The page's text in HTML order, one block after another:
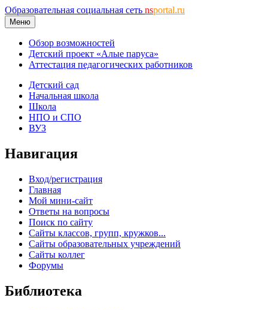
Образовательная социальная сеть nsportal.ru
Меню
Обзор возможностей
Детский проект «Алые паруса»
Аттестация педагогических работников
Детский сад
Начальная школа
Школа
НПО и СПО
ВУЗ
Навигация
Вход/регистрация
Главная
Мой мини-сайт
Ответы на вопросы
Поиск по сайту
Сайты классов, групп, кружков...
Сайты образовательных учреждений
Сайты коллег
Форумы
Библиотека